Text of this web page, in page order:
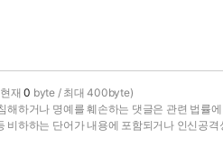
현재0 byte / 최대 400byte)
해하거나 명예를 훼손하는 댓글은 관련 법률
비하하는 단어가 내용에 포함되거나 인신공